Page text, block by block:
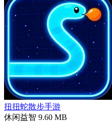
扭扭蛇散步手游
休闲益智 9.60 MB